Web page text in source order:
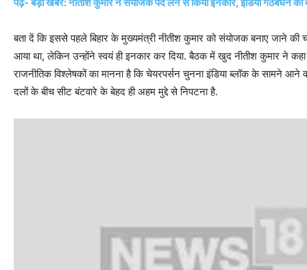
बता दें कि इससे पहले बिहार के मुख्यमंत्री नीतीश कुमार को संयोजक बनाए जाने की
आया था, लेकिन उन्होंने स्वयं ही इनकार कर दिया. बैठक में खुद नीतीश कुमार ने
राजनीतिक विश्लेषकों का मानना है कि चेयरपर्सन चुनना इंडिया ब्लॉक के सामने
दलों के बीच सीट बंटवारे के बेहद ही अहम मुद्दे से निपटना है.